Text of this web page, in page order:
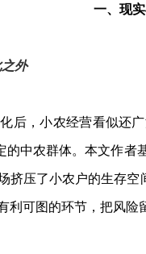
一、现
外
后，小农经营看似还
的中农群体。本文作
挤压了小农户的生存
利可图的环节，把风